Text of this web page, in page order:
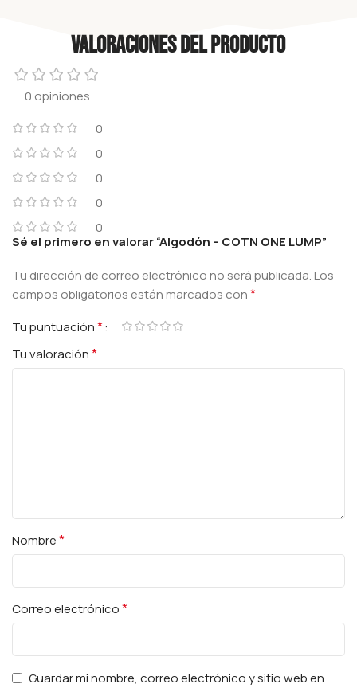
Valoraciones del producto
0 opiniones
0
0
0
0
0
Sé el primero en valorar “Algodón – COTN ONE LUMP”
Tu dirección de correo electrónico no será publicada.Los
campos obligatorios están marcados con*
Tu puntuación*
Tu valoración*
Nombre*
Correo electrónico*
Guardar mi nombre, correo electrónico y sitio web en